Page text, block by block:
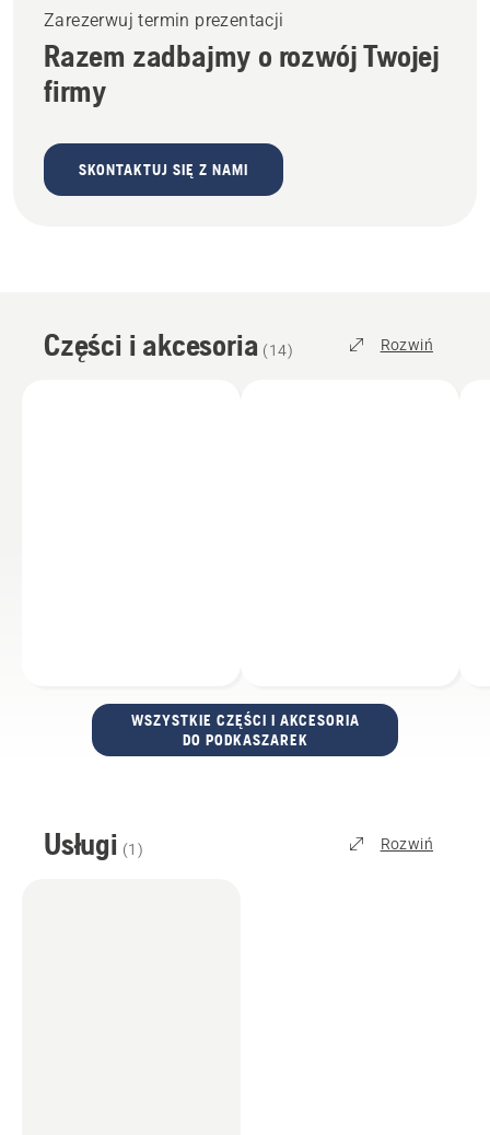
Zarezerwuj termin prezentacji
Razem zadbajmy o rozwój Twojej
firmy
SKONTAKTUJ SIĘ Z NAMI
Części i akcesoria (14) Rozwiń
WSZYSTKIE CZĘŚCI I AKCESORIA
DO PODKASZAREK
Usługi (1 ) Rozwiń